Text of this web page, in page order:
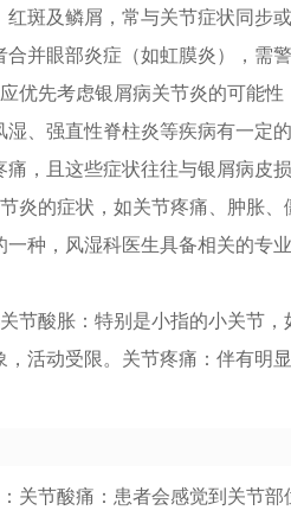
斑及鳞屑，常与关节症状同步
并眼部炎症（如虹膜炎），需警
优先考虑银屑病关节炎的可能性
、强直性脊柱炎等疾病有一定
，且这些症状往往与银屑病皮损
炎的症状，如关节疼痛、肿胀、
种，风湿科医生具备相关的专
节酸胀：特别是小指的小关节，
活动受限。关节疼痛：伴有明
关节酸痛：患者会感觉到关节部